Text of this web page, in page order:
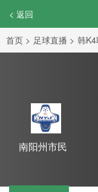
< 返回
首页 > 足球直播 > 韩
南阳州市民